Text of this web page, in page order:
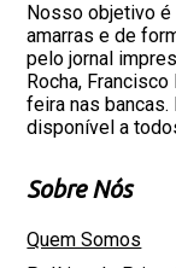
Nosso objetivo é
amarras e de
pelo jornal
Rocha,
feira nas
disponível a
Sobre Nós
Quem Somos